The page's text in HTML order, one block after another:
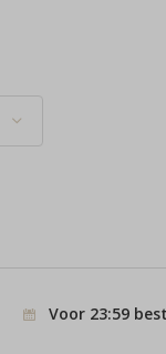
Voor 23:59